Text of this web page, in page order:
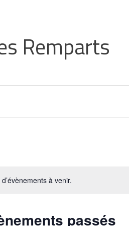
Remparts
d’évènements à venir.
date
passés